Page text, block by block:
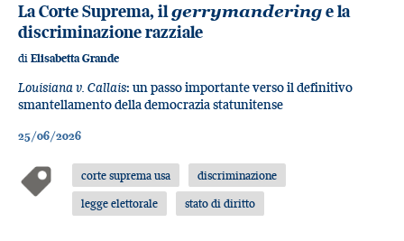
La Corte Suprema, ilgerrymanderinge la
discriminazione razziale
di Elisabetta Grande
Louisiana v. Callais: un passo importante verso il definitivo
smantellamento della democrazia statunitense
25/06/2026
corte suprema usa
discriminazione
legge elettorale
stato di diritto